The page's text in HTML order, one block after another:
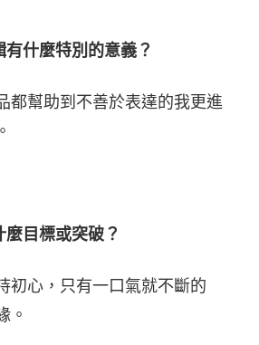
什麼特別的意義？
都幫助到不善於表達的我更進
目標或突破？
初心，只有一口氣就不斷的
。